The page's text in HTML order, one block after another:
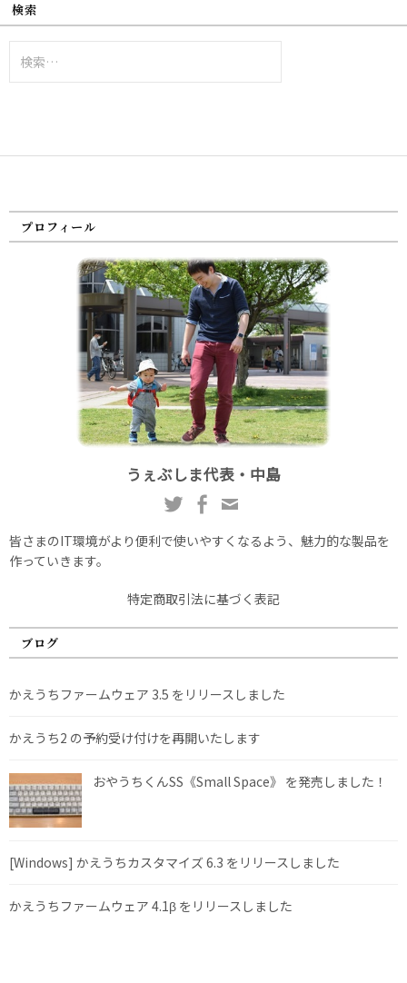
検索
索:
プロフィール
うぇぶしま代表・中島
皆さまのIT環境がより便利で使いやすくなるよう、魅力的な製品を
作っていきます。
特定商取引法に基づく表記
ブログ
かえうちファームウェア 3.5 をリリースしました
かえうち2 の予約受け付けを再開いたします
おやうちくんSS《Small Space》 を発売しました！
[Windows] かえうちカスタマイズ 6.3 をリリースしました
かえうちファームウェア 4.1β をリリースしました